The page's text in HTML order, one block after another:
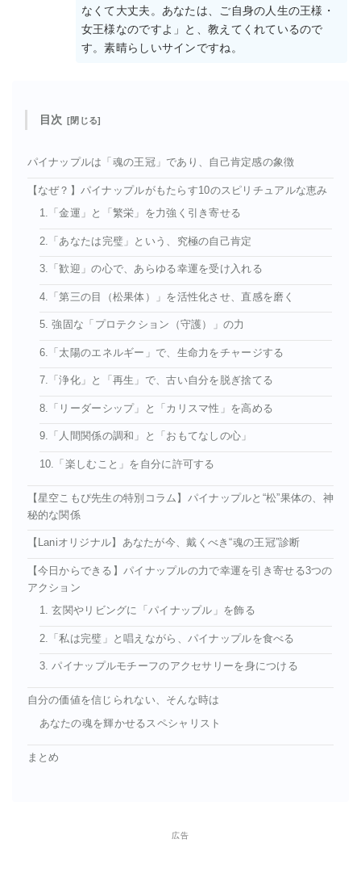
なくて大丈夫。あなたは、ご自身の人生の王様・
女王様なのですよ」と、教えてくれているので
す。素晴らしいサインですね。
目次
パイナップルは「魂の王冠」であり、自己肯定感の象徴
【なぜ？】パイナップルがもたらす10のスピリチュアルな恵み
1.「金運」と「繁栄」を力強く引き寄せる
2.「あなたは完璧」という、究極の自己肯定
3.「歓迎」の心で、あらゆる幸運を受け入れる
4.「第三の目（松果体）」を活性化させ、直感を磨く
5. 強固な「プロテクション（守護）」の力
6.「太陽のエネルギー」で、生命力をチャージする
7.「浄化」と「再生」で、古い自分を脱ぎ捨てる
8.「リーダーシップ」と「カリスマ性」を高める
9.「人間関係の調和」と「おもてなしの心」
10.「楽しむこと」を自分に許可する
【星空こもぴ先生の特別コラム】パイナップルと“松”果体の、神
秘的な関係
【Laniオリジナル】あなたが今、戴くべき“魂の王冠”診断
【今日からできる】パイナップルの力で幸運を引き寄せる3つの
アクション
1. 玄関やリビングに「パイナップル」を飾る
2.「私は完璧」と唱えながら、パイナップルを食べる
3. パイナップルモチーフのアクセサリーを身につける
自分の価値を信じられない、そんな時は
あなたの魂を輝かせるスペシャリスト
まとめ
広告